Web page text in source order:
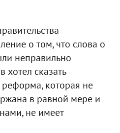
о том, что слова о
неправильно
хотел сказать
которая не
в равной мере и
не имеет